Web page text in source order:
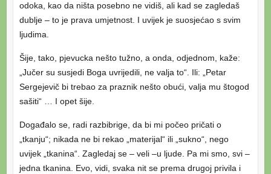
odoka, kao da ništa posebno ne vidiš, ali kad se zagledaš
dublje – to je prava umjetnost. I uvijek je suosjećao s svim
ljudima.
Šije, tako, pjevucka nešto tužno, a onda, odjednom, kaže:
„Jučer su susjedi Boga uvrijedili, ne valja to“. Ili: „Petar
Sergejevič bi trebao za praznik nešto obući, valja mu štogod
sašiti“ … I opet šije.
Događalo se, radi razbibrige, da bi mi počeo pričati o
„tkanju“; nikada ne bi rekao „materijal“ ili „sukno“, nego
uvijek „tkanina“. Zagledaj se – veli –u ljude. Pa mi smo, svi –
jedna tkanina. Evo, vidi, svaka nit se prema drugoj privila i